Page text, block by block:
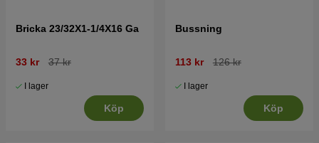
Bricka 23/32X1-1/4X16 Ga
33 kr 37 kr
I lager
Köp
Bussning
113 kr 126 kr
I lager
Köp